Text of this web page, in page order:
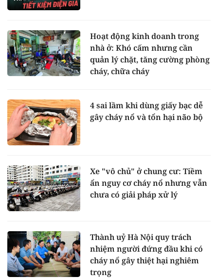
Hoạt động kinh doanh trong
nhà ở: Khó cấm nhưng cần
quản lý chặt, tăng cường phòng
cháy, chữa cháy
4 sai lầm khi dùng giấy bạc dễ
gây cháy nổ và tổn hại não bộ
Xe "vô chủ" ở chung cư: Tiềm
ẩn nguy cơ cháy nổ nhưng vẫn
chưa có giải pháp xử lý
Thành uỷ Hà Nội quy trách
nhiệm người đứng đầu khi có
cháy nổ gây thiệt hại nghiêm
trọng